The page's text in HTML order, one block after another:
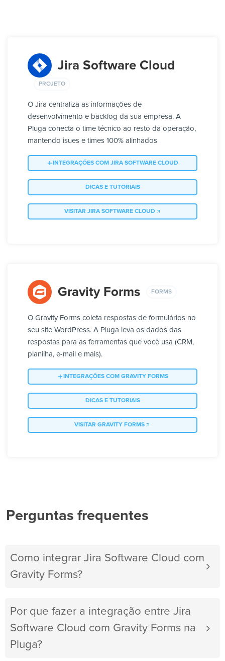
Jira Software Cloud
PROJETO
O Jira centraliza as informações de
desenvolvimento e backlog da sua empresa. A
Pluga conecta o time técnico ao resto da operação,
mantendo isues e times 100% alinhados
INTEGRAÇÕES COM JIRA SOFTWARE CLOUD
DICAS E TUTORIAIS
VISITAR JIRA SOFTWARE CLOUD
Gravity Forms FORMS
O Gravity Forms coleta respostas de formulários no
seu site WordPress. A Pluga leva os dados das
respostas para as ferramentas que você usa (CRM,
planilha, e-mail e mais).
INTEGRAÇÕES COM GRAVITY FORMS
DICAS E TUTORIAIS
VISITAR GRAVITY FORMS
Perguntas frequentes
Como integrar Jira Software Cloud com
Gravity Forms?
Por que fazer a integração entre Jira
Software Cloud com Gravity Forms na
Pluga?